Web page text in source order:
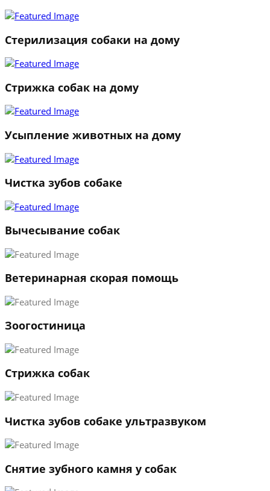
2
→
Стерилизация собаки на дому
Стрижка собак на дому
Усыпление животных на дому
Чистка зубов собаке
Вычесывание собак
Ветеринарная скорая помощь
Зоогостиница
Стрижка собак
Чистка зубов собаке ультразвуком
Снятие зубного камня у собак